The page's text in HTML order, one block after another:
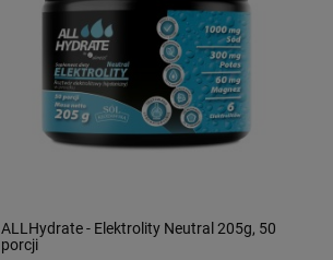
ALLHydrate - Elektrolity Neutral 205g, 50
porcji